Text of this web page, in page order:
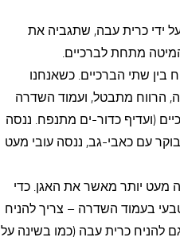
ידי כרית עבה, שתגביה את
בין שתי הברכיים. כשאנחנו
הרווח מתבטל, ועמוד השדרה
(ועדיף כדור-ים מתנפח. ננסה
עם כאבי-גב, ננסה עובי מעט
מעט יותר מאשר את האגן. כדי
בעמוד השדרה – צריך להניח
לאגן (של 3-2 ס"מ). ניתן גם להניח כרית עבה (כמו בשינה על